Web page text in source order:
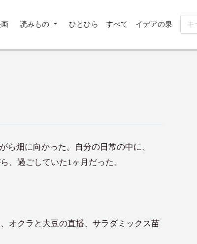
読みもの ひとひら すべて イデアの泉
ら畑に向かった。自分の日常の中に、
、過ごしていた1ヶ月だった。
オクラと大豆の直播、サラダミックス苗